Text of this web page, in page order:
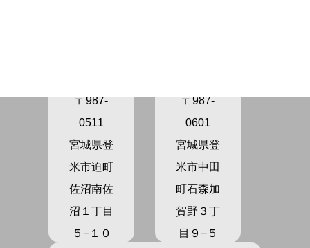
〒987-
0511
宮城県登
米市迫町
佐沼南佐
沼１丁目
５−１０
〒987-
0601
宮城県登
米市中田
町石森加
賀野３丁
目９−５